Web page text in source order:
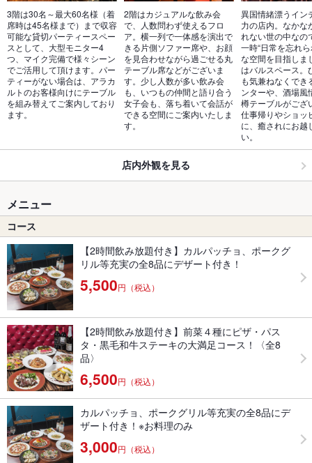
3階は30名～最大60名様（着
席時は45名様まで）まで収容
可能な貸切パーティースペー
スとして、大型モニター4
つ、マイク完備で様々シーン
でご活用して頂けます。パー
ティーがない場合は、アラカ
ルトのお客様向けにテーブル
を組み替えてご案内しており
ます。
2階はカジュアルな飲み会
で、人数問わず使えるフロ
ア。横一列で一体感を演出で
きる片側ソファー席や、お顔
を見合わせながら過ごせる丸
テーブル席などがございま
す。少し人数が多い飲み会
も、いつもの仲間と語り合う
女子会も、落ち着いて会話が
できる空間にご案内いたしま
す。
異国情緒漂うイン
力の店内。なかな
れない世の中なの
一時“日常を忘れ
な空間を目指しま
はバルスペース。
も気兼ねなくでき
ンターや、酒場風
樽テーブルがござ
仕事帰りやショッ
に、癒されにお越
い。
店内外観を見る
メニュー
コース
【2時間飲み放題付き】カルパッチョ、ポークグ
リル等充実の全8品にデザート付き！
5,500円（税込）
【2時間飲み放題付き】前菜４種にピザ・パス
タ・黒毛和牛ステーキの大満足コース！〈全8
品〉
6,500円（税込）
カルパッチョ、ポークグリル等充実の全8品にデ
ザート付き！※お料理のみ
3,000円（税込）